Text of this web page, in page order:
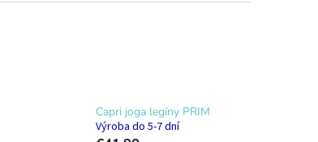
Capri joga legíny PRIM
Výroba do 5-7 dní